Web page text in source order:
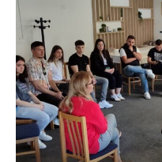
Pusti
Pusti